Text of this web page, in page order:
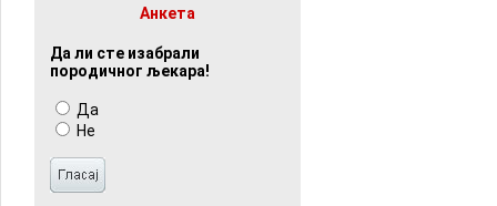
Анкета
Да ли сте изабрали
породичног љекара!
Да
Не